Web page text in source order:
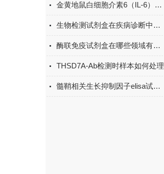
金黄地鼠白细胞介素6（IL-6）ELISA检测试剂盒说明书
生物检测试剂盒在疾病诊断中的重要性
酶联免疫试剂盒在哪些领域有广泛应用？
THSD7A-Ab检测时样本如何处理
髓鞘相关生长抑制因子elisa试剂盒原理